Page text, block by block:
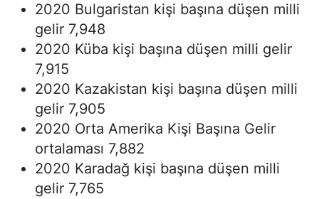
2020 Bulgaristan kişi başına düşen milli
gelir 7,948
2020 Küba kişi başına düşen milli gelir
7,915
2020 Kazakistan kişi başına düşen milli
gelir 7,905
2020 Orta Amerika Kişi Başına Gelir
ortalaması 7,882
2020 Karadağ kişi başına düşen milli
gelir 7,765